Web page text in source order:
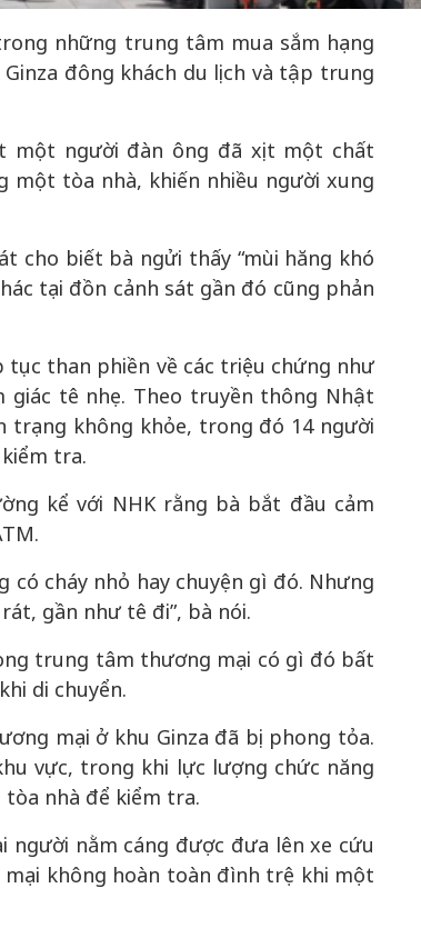
những trung tâm mua sắm hạng
đông khách du lịch và tập trung
một người đàn ông đã xịt một chất
một tòa nhà, khiến nhiều người xung
cho biết bà ngửi thấy “mùi hăng khó
tại đồn cảnh sát gần đó cũng phản
than phiền về các triệu chứng như
giác tê nhẹ. Theo truyền thông Nhật
trạng không khỏe, trong đó 14 người
tra.
kể với NHK rằng bà bắt đầu cảm
cháy nhỏ hay chuyện gì đó. Nhưng
gần như tê đi”, bà nói.
trung tâm thương mại có gì đó bất
di chuyển.
mại ở khu Ginza đã bị phong tỏa.
vực, trong khi lực lượng chức năng
nhà để kiểm tra.
người nằm cáng được đưa lên xe cứu
không hoàn toàn đình trệ khi một
nhập UNESCO: Khơi
nguồn nội lực văn hóa,
định hình vị thế kiến
quốc tế bằng bản lĩnh
Việt Nam
50 năm Việt
nguồn nội lực
định hình vị
tạo | Kỳ 1:
quyết định